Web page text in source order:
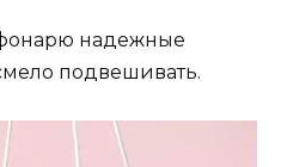
надежные
подвешивать.